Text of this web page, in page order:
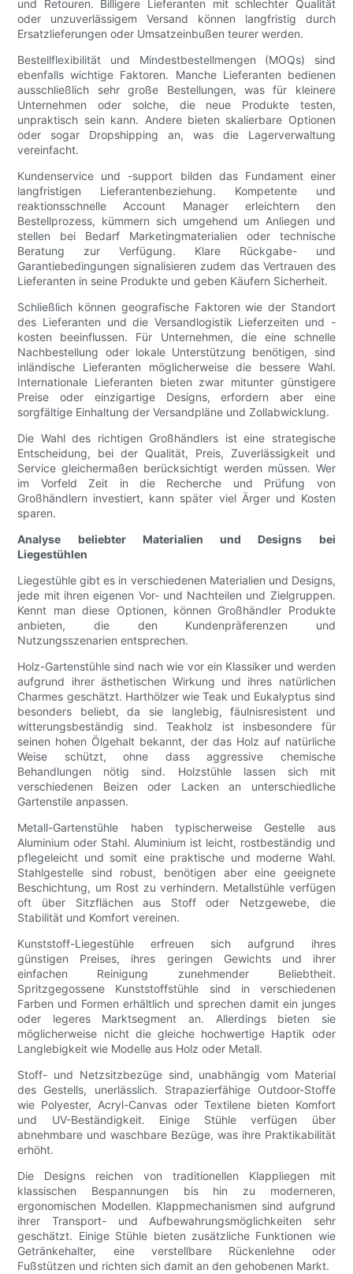
und Retouren. Billigere Lieferanten mit schlechter Qualität
oder unzuverlässigem Versand können langfristig durch
Ersatzlieferungen oder Umsatzeinbußen teurer werden.
Bestellflexibilität und Mindestbestellmengen (MOQs) sind
ebenfalls wichtige Faktoren. Manche Lieferanten bedienen
ausschließlich sehr große Bestellungen, was für kleinere
Unternehmen oder solche, die neue Produkte testen,
unpraktisch sein kann. Andere bieten skalierbare Optionen
oder sogar Dropshipping an, was die Lagerverwaltung
vereinfacht.
Kundenservice und -support bilden das Fundament einer
langfristigen Lieferantenbeziehung. Kompetente und
reaktionsschnelle Account Manager erleichtern den
Bestellprozess, kümmern sich umgehend um Anliegen und
stellen bei Bedarf Marketingmaterialien oder technische
Beratung zur Verfügung. Klare Rückgabe- und
Garantiebedingungen signalisieren zudem das Vertrauen des
Lieferanten in seine Produkte und geben Käufern Sicherheit.
Schließlich können geografische Faktoren wie der Standort
des Lieferanten und die Versandlogistik Lieferzeiten und -
kosten beeinflussen. Für Unternehmen, die eine schnelle
Nachbestellung oder lokale Unterstützung benötigen, sind
inländische Lieferanten möglicherweise die bessere Wahl.
Internationale Lieferanten bieten zwar mitunter günstigere
Preise oder einzigartige Designs, erfordern aber eine
sorgfältige Einhaltung der Versandpläne und Zollabwicklung.
Die Wahl des richtigen Großhändlers ist eine strategische
Entscheidung, bei der Qualität, Preis, Zuverlässigkeit und
Service gleichermaßen berücksichtigt werden müssen. Wer
im Vorfeld Zeit in die Recherche und Prüfung von
Großhändlern investiert, kann später viel Ärger und Kosten
sparen.
Analyse beliebter Materialien und Designs bei
Liegestühlen
Liegestühle gibt es in verschiedenen Materialien und Designs,
jede mit ihren eigenen Vor- und Nachteilen und Zielgruppen.
Kennt man diese Optionen, können Großhändler Produkte
anbieten, die den Kundenpräferenzen und
Nutzungsszenarien entsprechen.
Holz-Gartenstühle sind nach wie vor ein Klassiker und werden
aufgrund ihrer ästhetischen Wirkung und ihres natürlichen
Charmes geschätzt. Harthölzer wie Teak und Eukalyptus sind
besonders beliebt, da sie langlebig, fäulnisresistent und
witterungsbeständig sind. Teakholz ist insbesondere für
seinen hohen Ölgehalt bekannt, der das Holz auf natürliche
Weise schützt, ohne dass aggressive chemische
Behandlungen nötig sind. Holzstühle lassen sich mit
verschiedenen Beizen oder Lacken an unterschiedliche
Gartenstile anpassen.
Metall-Gartenstühle haben typischerweise Gestelle aus
Aluminium oder Stahl. Aluminium ist leicht, rostbeständig und
pflegeleicht und somit eine praktische und moderne Wahl.
Stahlgestelle sind robust, benötigen aber eine geeignete
Beschichtung, um Rost zu verhindern. Metallstühle verfügen
oft über Sitzflächen aus Stoff oder Netzgewebe, die
Stabilität und Komfort vereinen.
Kunststoff-Liegestühle erfreuen sich aufgrund ihres
günstigen Preises, ihres geringen Gewichts und ihrer
einfachen Reinigung zunehmender Beliebtheit.
Spritzgegossene Kunststoffstühle sind in verschiedenen
Farben und Formen erhältlich und sprechen damit ein junges
oder legeres Marktsegment an. Allerdings bieten sie
möglicherweise nicht die gleiche hochwertige Haptik oder
Langlebigkeit wie Modelle aus Holz oder Metall.
Stoff- und Netzsitzbezüge sind, unabhängig vom Material
des Gestells, unerlässlich. Strapazierfähige Outdoor-Stoffe
wie Polyester, Acryl-Canvas oder Textilene bieten Komfort
und UV-Beständigkeit. Einige Stühle verfügen über
abnehmbare und waschbare Bezüge, was ihre Praktikabilität
erhöht.
Die Designs reichen von traditionellen Klappliegen mit
klassischen Bespannungen bis hin zu moderneren,
ergonomischen Modellen. Klappmechanismen sind aufgrund
ihrer Transport- und Aufbewahrungsmöglichkeiten sehr
geschätzt. Einige Stühle bieten zusätzliche Funktionen wie
Getränkehalter, eine verstellbare Rückenlehne oder
Fußstützen und richten sich damit an den gehobenen Markt.